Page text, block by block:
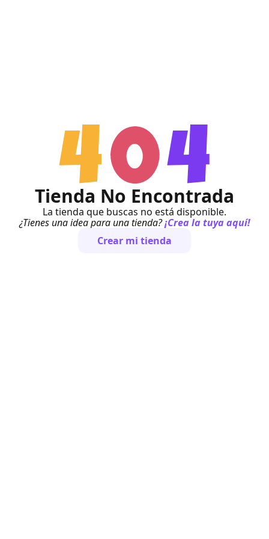
Tienda No Encontrada
La tienda que buscas no está disponible.
¿Tienes una idea para una tienda? ¡Crea la tuya aquí!
Crear mi tienda